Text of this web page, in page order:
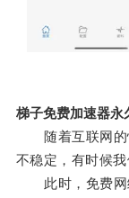
梯子免费加速器永
随着互联网的
不稳定，有时候
此时，免费网